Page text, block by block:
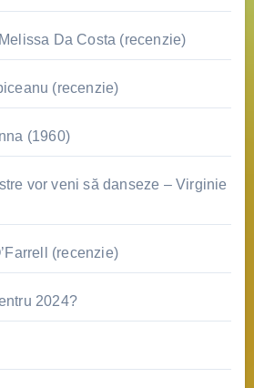
Da Costa (recenzie)
(recenzie)
(1960)
vor veni să danseze – Virginie
(recenzie)
2024?